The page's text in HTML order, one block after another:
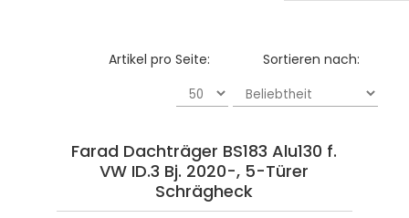
Sortieren nach:
Artikel pro Seite:
Farad Dachträger BS183 Alu130 f.
VW ID.3 Bj. 2020-, 5-Türer
Schrägheck